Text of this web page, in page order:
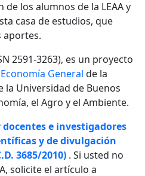
los alumnos de la LEAA y
casa de estudios, que
aportes.
2591-3263), es un proyecto
General de la
la Universidad de Buenos
el Agro y el Ambiente.
e investigadores
y de divulgación
3685/2010) . Si usted no
solicite el artículo a